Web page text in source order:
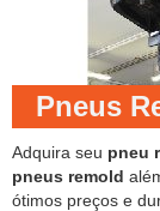
Pneus
Adquira seu pneu
pneus remold
ótimos preços e